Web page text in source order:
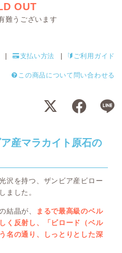
OUT
難うございます
支払い方法 ご利用ガイド
この商品について問い合わせる
産マラカイト原石の
沢を持つ、ザンビア産ビロー
ました。
結晶が、
まるで最高級のベル
く反射し、「ビロード（ベル
名の通り、しっとりとした深